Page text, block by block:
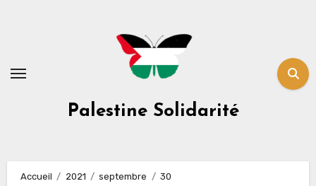
Palestine Solidarité
Accueil 2021 septembre
30